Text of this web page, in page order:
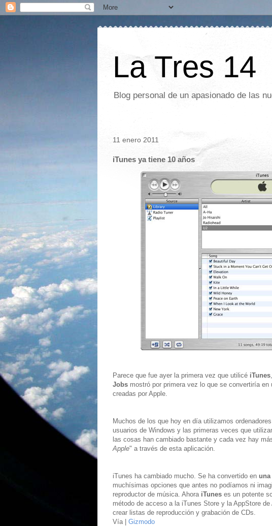
La Tres 14
Blog personal de un apasionado de las
11 enero 2011
iTunes ya tiene 10 años
Parece que fue ayer la primera vez que utilicé iTunes
Jobs mostró por primera vez lo que se convertiría
creadas por Apple.
Muchos de los que hoy en día utilizamos
usuarios de Windows y las primeras veces que
las cosas han cambiado bastante y cada vez hay
Apple" a través de esta aplicación.
iTunes ha cambiado mucho. Se ha convertido en una
muchísimas opciones que antes no podíamos ni
reproductor de música. Ahora iTunes es un potente
método de acceso a la iTunes Store y la AppStore
crear listas de reproducción y grabación de CDs.
Vía | Gizmodo